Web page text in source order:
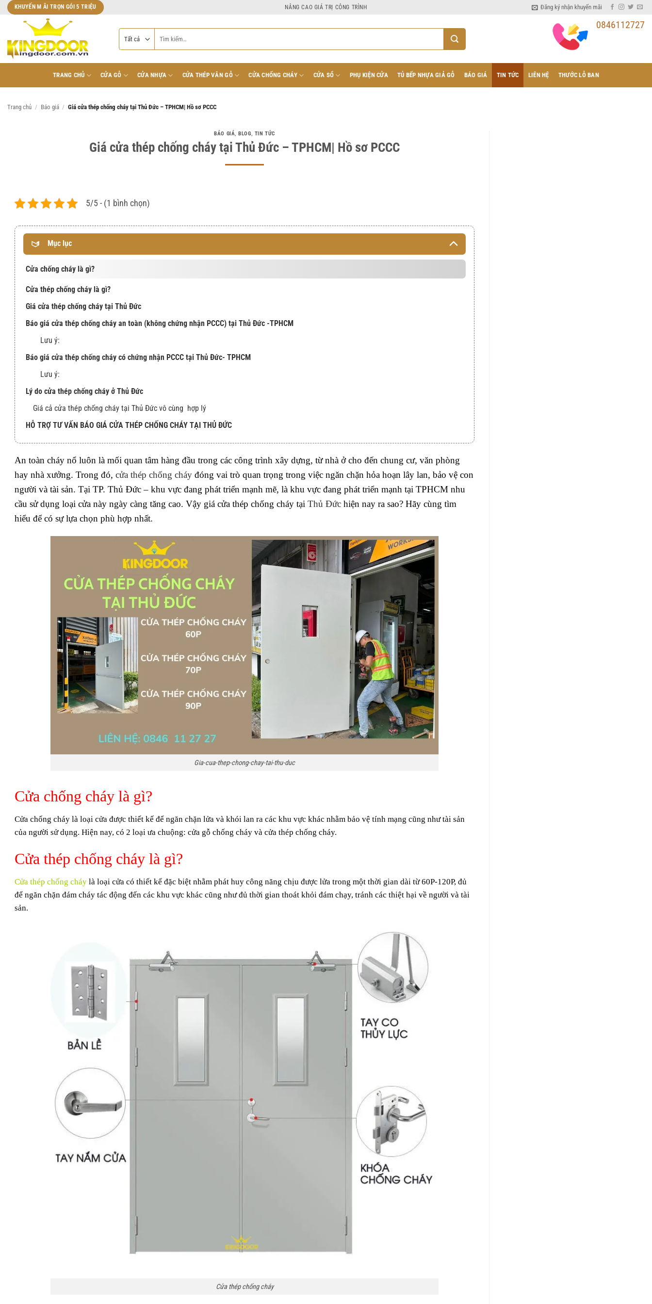
Bỏ
dung
KHUYẾN M ÃI TRỌN GÓI 5 TRIỆU NÂNG CAO GIÁ TRỊ CÔNG TRÌNH Đăng ký nhận khuyến mãi
kiếm:
0846112727
TRANG CHỦ CỬA GỖ CỬA NHỰA CỬA THÉP VÂN GỖ CỬA CHỐNG CHÁY CỬA SỔ PHỤ KIỆN CỬA TỦ BẾP NHỰA GIẢ GỖ BÁO GIÁ TIN TỨC LIÊN HỆ THƯỚC LỖ BAN
Trang chủ / Báo giá / Giá cửa thép chống cháy tại Thủ Đức – TPHCM| Hồ sơ PCCC
BÁO GIÁ,BLOG, TIN TỨC
Giá cửa thép chống cháy tại Thủ Đức – TPHCM| Hồ sơ PCCC
5/5 - (1 bình chọn)
Mục lục
Cửa chống cháy là gì?
Cửa thép chống cháy là gì?
Giá cửa thép chống cháy tại Thủ Đức
Báo giá cửa thép chống cháy an toàn (không chứng nhận PCCC) tại Thủ Đức -TPHCM
Lưu ý:
Báo giá cửa thép chống cháy có chứng nhận PCCC tại Thủ Đức- TPHCM
Lưu ý:
Lý do cửa thép chống cháy ở Thủ Đức
Giá cả cửa thép chống cháy tại Thủ Đức vô cùng hợp lý
HỖ TRỢ TƯ VẤN BÁO GIÁ CỬA THÉP CHỐNG CHÁY TẠI THỦ ĐỨC
An toàn cháy nổ luôn là mối quan tâm hàng đầu trong các công trình xây dựng, từ nhà ở cho đến chung cư, văn phòng
hay nhà xưởng. Trong đó, cửa thép chống cháy đóng vai trò quan trọng trong việc ngăn chặn hỏa hoạn lây lan, bảo vệ con
người và tài sản. Tại TP. Thủ Đức – khu vực đang phát triển mạnh mẽ, là khu vực đang phát triển mạnh tại TPHCM nhu
cầu sử dụng loại cửa này ngày càng tăng cao. Vậy giá cửa thép chống cháy tại Thủ Đức hiện nay ra sao? Hãy cùng tìm
hiểu để có sự lựa chọn phù hợp nhất.
Gia-cua-thep-chong-chay-tai-thu-duc
Cửa chống cháy là gì?
Cửa chống cháy là loại cửa được thiết kế để ngăn chặn lửa và khói lan ra các khu vực khác nhằm bảo vệ tính mạng cũng như tài sản
của người sử dụng. Hiện nay, có 2 loại ưa chuộng: cửa gỗ chống cháy và cửa thép chống cháy.
Cửa thép chống cháy là gì?
Cửa thép chống cháy là loại cửa có thiết kế đặc biệt nhằm phát huy công năng chịu được lửa trong một thời gian dài từ 60P-120P, đủ
để ngăn chặn đám cháy tác động đến các khu vực khác cũng như đủ thời gian thoát khỏi đám chạy, tránh các thiệt hại về người và tài
sản.
Cửa thép chống cháy